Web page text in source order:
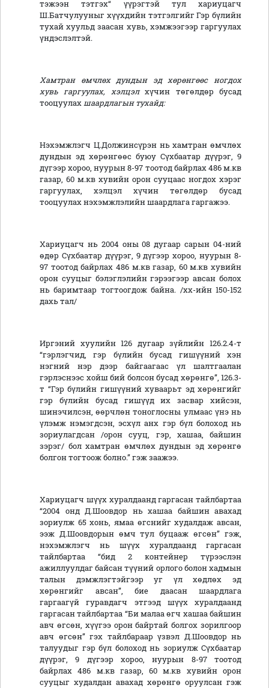
тэжээн тэтгэх“ үүрэгтэй тул хариуцагч
Ш.Батчулууныг хүүхдийн тэтгэлгийг Гэр бүлийн
тухай хуульд заасан хувь, хэмжээгээр гаргуулах
үндэслэлтэй.
Хамтран өмчлөх дундын эд хөрөнгөөс ногдох
хувь гаргуулах, хэлцэлхүчин төгөлдөр бусад
тооцуулахшаардлагын тухайд:
Нэхэмжлэгч Ц.Должинсүрэн нь хамтран өмчлөх
дундын эд хөрөнгөөс буюу Сүхбаатар дүүрэг, 9
дүгээр хороо, нуурын 8-97 тоотод байрлах 486 м.кв
газар, 60 м.кв хувийн орон сууцаас ногдох хэрэг
гаргуулах, хэлцэл хүчин төгөлдөр бусад
тооцуулах нэхэмжлэлийн шаардлага гаргажээ.
Хариуцагч нь 2004 оны 08 дугаар сарын 04-ний
өдөр Сүхбаатар дүүрэг, 9 дүгээр хороо, нуурын 8-
97 тоотод байрлах 486 м.кв газар, 60 м.кв хувийн
орон сууцыг бэлэглэлийн гэрээгээр авсан болох
нь баримтаар тогтоогдож байна. /хх-ийн 150-152
дахь тал/
Иргэний хуулийн 126 дугаар зүйлийн 126.2.4-т
“гэрлэгчид, гэр бүлийн бусад гишүүний хэн
нэгний нэр дээр байгаагаас үл шалтгаалан
гэрлэснээс хойш бий болсон бусад хөрөнгө”, 126.3-
т “Гэр бүлийн гишүүний хуваарьт эд хөрөнгийг
гэр бүлийн бусад гишүүд их засвар хийсэн,
шинэчилсэн, өөрчлөн тоноглосны улмаас үнэ нь
үлэмж нэмэгдсэн, эсхүл анх гэр бүл болоход нь
зориулагдсан /орон сууц, гэр, хашаа, байшин
зэрэг/ бол хамтран өмчлөх дундын эд хөрөнгө
болгон тогтоож болно.” гэж заажээ.
Хариуцагч шүүх хуралдаанд гаргасан тайлбартаа
“2004 онд Д.Шоовдор нь хашаа байшин авахад
зориулж 65 хонь, ямаа өгснийг худалдаж авсан,
ээж Д.Шоовдорын өмч тул буцааж өгсөн” гэж,
нэхэмжлэгч нь шүүх хуралдаанд гаргасан
тайлбартаа “бид 2 контейнер түрээслэн
ажиллуулдаг байсан түүний орлого болон хадмын
талын дэмжлэгтэйгээр уг үл хөдлөх эд
хөрөнгийг авсан”, бие даасан шаардлага
гаргаагүй гуравдагч этгээд шүүх хуралдаанд
гаргасан тайлбартаа “Би малаа өгч хашаа байшин
авч өгсөн, хүүгээ орон байртай болгох зорилгоор
авч өгсөн” гэх тайлбараар үзвэл Д.Шоовдор нь
талуудыг гэр бүл болоход нь зориулж Сүхбаатар
дүүрэг, 9 дүгээр хороо, нуурын 8-97 тоотод
байрлах 486 м.кв газар, 60 м.кв хувийн орон
сууцыг худалдан авахад хөрөнгө оруулсан гэж